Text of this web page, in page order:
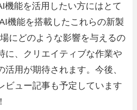
機能を活用したい方にはとて
機能を搭載したこれらの新製
にどのような影響を与えるの
に、クリエイティブな作業や
活用が期待されます。今後、
ビュー記事も予定しています